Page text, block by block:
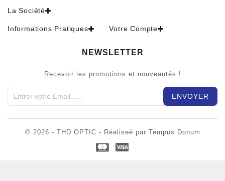
La Société
Informations Pratiques Votre Compte
NEWSLETTER
Recevoir les promotions et nouveautés !
© 2026 - THD OPTIC - Réaliseé par Tempus Donum